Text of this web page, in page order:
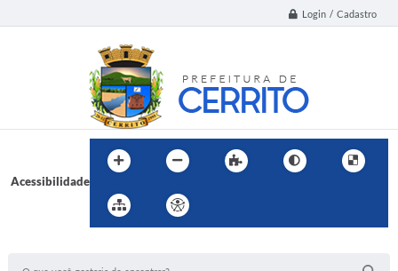
Login / Cadastro
Acessibilidade